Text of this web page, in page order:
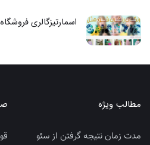
اسمارتیزگالری
مطالب ویژه
مدت زمان نتیجه گرفتن از سئو